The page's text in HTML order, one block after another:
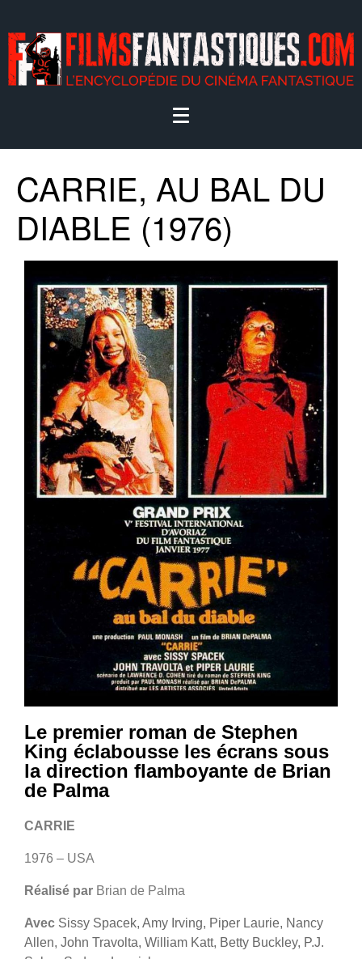
CARRIE, AU BAL DU
DIABLE (1976)
Le premier roman de Stephen
King éclabousse les écrans sous
la direction flamboyante de Brian
de Palma
CARRIE
1976 – USA
Réalisé par Brian de Palma
Avec Sissy Spacek, Amy Irving, Piper Laurie, Nancy
Allen, John Travolta, William Katt, Betty Buckley, P.J.